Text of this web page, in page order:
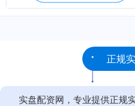
正规
实盘配资网，专业提供正规